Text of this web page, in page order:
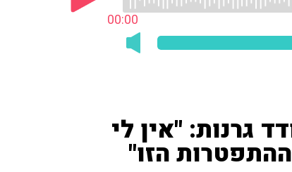
00:00
גרנות: "אין לי
הזו"